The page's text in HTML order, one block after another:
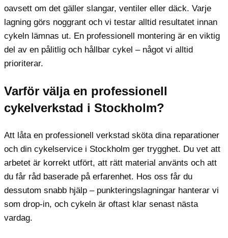
oavsett om det gäller slangar, ventiler eller däck. Varje
lagning görs noggrant och vi testar alltid resultatet innan
cykeln lämnas ut. En professionell montering är en viktig
del av en pålitlig och hållbar cykel – något vi alltid
prioriterar.
Varför välja en professionell
cykelverkstad i Stockholm?
Att låta en professionell verkstad sköta dina reparationer
och din cykelservice i Stockholm ger trygghet. Du vet att
arbetet är korrekt utfört, att rätt material använts och att
du får råd baserade på erfarenhet. Hos oss får du
dessutom snabb hjälp – punkteringslagningar hanterar vi
som drop-in, och cykeln är oftast klar senast nästa
vardag.